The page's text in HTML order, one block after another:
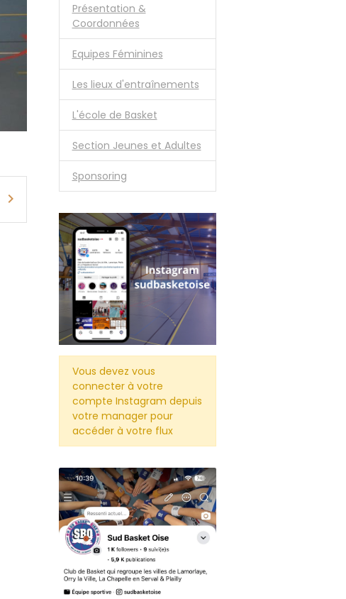
Présentation &
Coordonnées
Equipes Féminines
Les lieux d'entraînements
L'école de Basket
Section Jeunes et Adultes
Sponsoring
Vous devez vous
connecter à votre
compte Instagram depuis
votre manager pour
accéder à votre flux